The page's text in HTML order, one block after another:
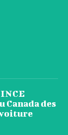
Canada des